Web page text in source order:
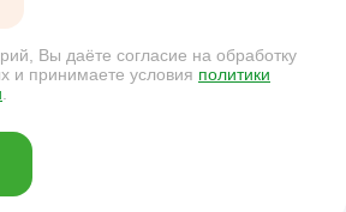
Вы даёте согласие на обработку
и принимаете условия политики